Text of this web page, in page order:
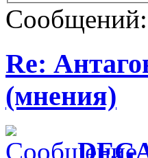
Сообщений:
Re:
(мнения)